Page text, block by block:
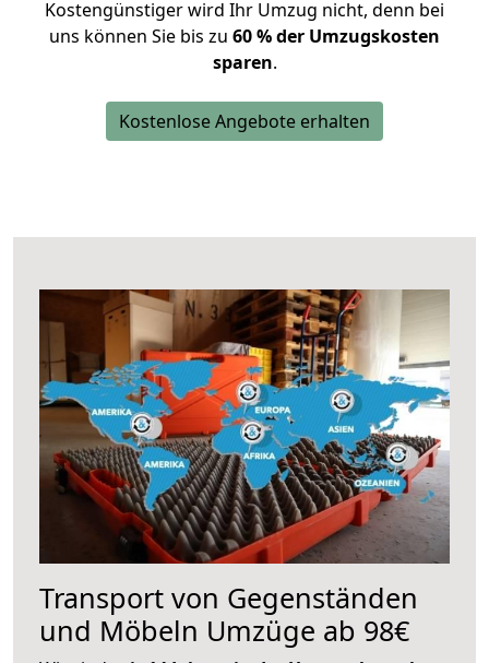
Kostengünstiger wird Ihr Umzug nicht, denn bei
uns können Sie bis zu 60 % der Umzugskosten
sparen.
Kostenlose Angebote erhalten
Transport von Gegenständen
und Möbeln Umzüge ab 98€